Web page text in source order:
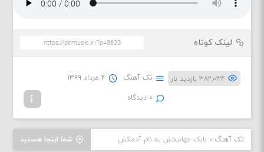
لینک کوتاه
۳۸۲,۰۳۴ بازدید بار تک آهنگ ۴ مرداد ۱۳۹۹
۰ دیدگاه
شما اینجا هستید تک آهنگ » بابک جهانبخش به نام آدمکش